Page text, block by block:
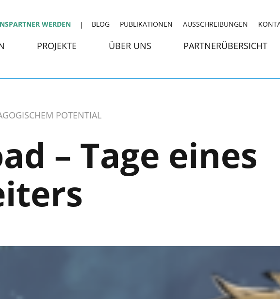
WERDEN BLOG PUBLIKATIONEN AUSSCHREIBUNGEN
PROJEKTE ÜBER UNS PARTNERÜBERSICHT
POTENTIAL
– Tage eines